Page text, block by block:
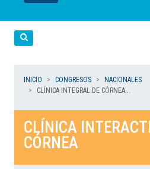
LEER
LEER
LEER
LEER
LEER
INICIO CONGRESOS
NACIONALES
CLÍNICA INTEGRAL DE CÓRNEA...
CLÍNICA
CÓRNEA